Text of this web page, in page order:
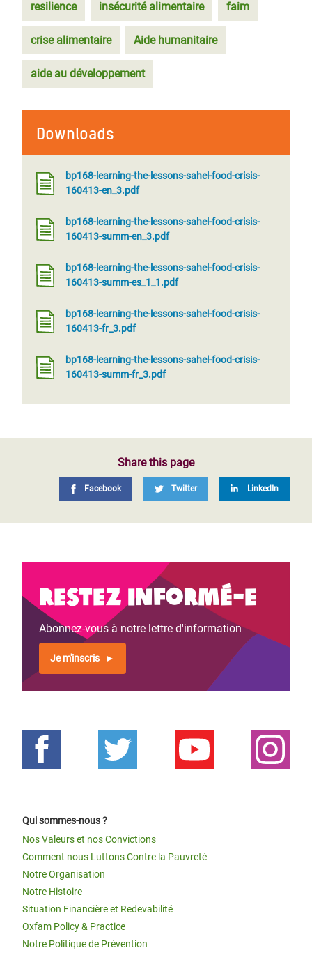
resilience insécurité alimentaire faim
crise alimentaire Aide humanitaire
aide au développement
Downloads
bp168-learning-the-lessons-sahel-food-crisis-
160413-en_3.pdf
bp168-learning-the-lessons-sahel-food-crisis-
160413-summ-en_3.pdf
bp168-learning-the-lessons-sahel-food-crisis-
160413-summ-es_1_1.pdf
bp168-learning-the-lessons-sahel-food-crisis-
160413-fr_3.pdf
bp168-learning-the-lessons-sahel-food-crisis-
160413-summ-fr_3.pdf
Share this page
Facebook Twitter LinkedIn
Restez informé-e
Abonnez-vous à notre lettre d'information
Je m'inscris
Qui sommes-nous ?
Nos Valeurs et nos Convictions
Comment nous Luttons Contre la Pauvreté
Notre Organisation
Notre Histoire
Situation Financière et Redevabilité
Oxfam Policy & Practice
Notre Politique de Prévention